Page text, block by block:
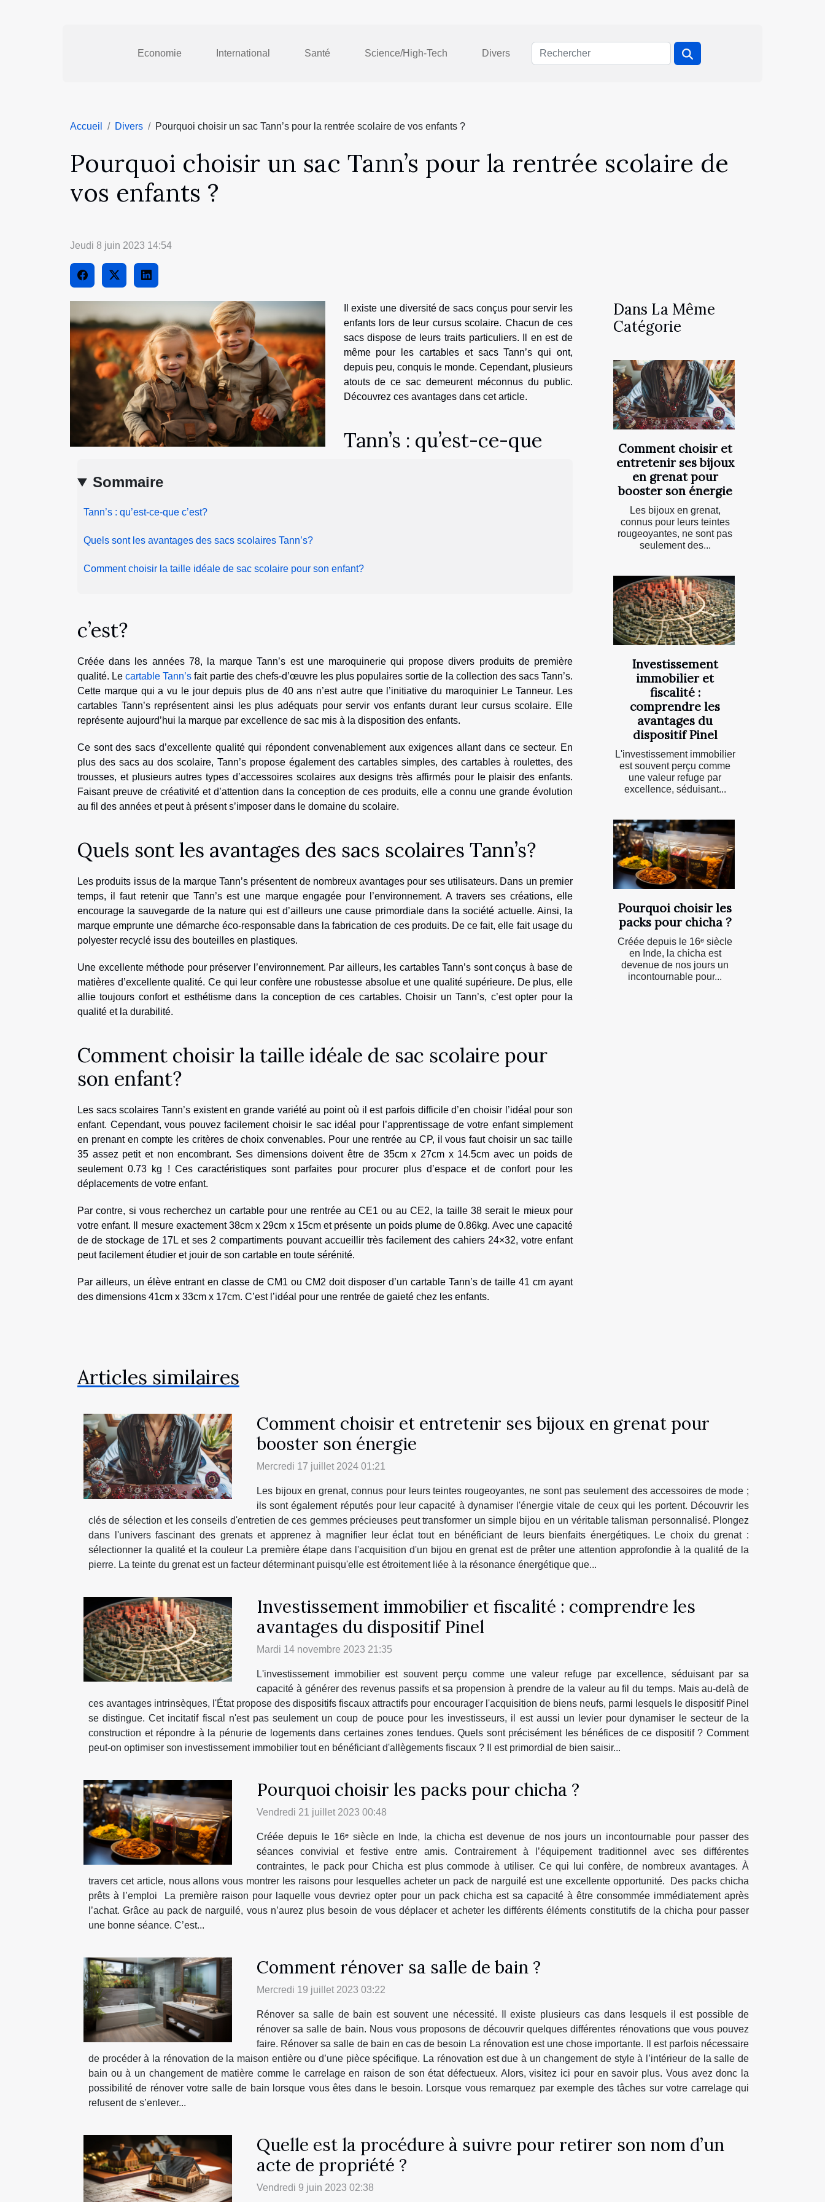
Economie International Santé Science/High-Tech Divers
Accueil Divers Pourquoi choisir un sac Tann’s pour la rentrée scolaire de vos enfants ?
Pourquoi choisir un sac Tann’s pour la rentrée scolaire de
vos enfants ?
Jeudi 8 juin 2023 14:54
Sommaire
Tann’s : qu’est-ce-que c’est?
Quels sont les avantages des sacs scolaires Tann’s?
Comment choisir la taille idéale de sac scolaire pour son enfant?
Il existe une diversité de sacs conçus pour servir les
enfants lors de leur cursus scolaire. Chacun de ces
sacs dispose de leurs traits particuliers. Il en est de
même pour les cartables et sacs Tann’s qui ont,
depuis peu, conquis le monde. Cependant, plusieurs
atouts de ce sac demeurent méconnus du public.
Découvrez ces avantages dans cet article.
Tann’s : qu’est-ce-que
c’est?
Créée dans les années 78, la marque Tann’s est une maroquinerie qui propose divers produits de première
qualité. Lecartable Tann’s fait partie des chefs-d’œuvre les plus populaires sortie de la collection des sacs Tann’s.
Cette marque qui a vu le jour depuis plus de 40 ans n’est autre que l’initiative du maroquinier Le Tanneur. Les
cartables Tann’s représentent ainsi les plus adéquats pour servir vos enfants durant leur cursus scolaire. Elle
représente aujourd’hui la marque par excellence de sac mis à la disposition des enfants.
Ce sont des sacs d’excellente qualité qui répondent convenablement aux exigences allant dans ce secteur. En
plus des sacs au dos scolaire, Tann’s propose également des cartables simples, des cartables à roulettes, des
trousses, et plusieurs autres types d’accessoires scolaires aux designs très affirmés pour le plaisir des enfants.
Faisant preuve de créativité et d’attention dans la conception de ces produits, elle a connu une grande évolution
au fil des années et peut à présent s’imposer dans le domaine du scolaire.
Quels sont les avantages des sacs scolaires Tann’s?
Les produits issus de la marque Tann’s présentent de nombreux avantages pour ses utilisateurs. Dans un premier
temps, il faut retenir que Tann’s est une marque engagée pour l’environnement. A travers ses créations, elle
encourage la sauvegarde de la nature qui est d’ailleurs une cause primordiale dans la société actuelle. Ainsi, la
marque emprunte une démarche éco-responsable dans la fabrication de ces produits. De ce fait, elle fait usage du
polyester recyclé issu des bouteilles en plastiques.
Une excellente méthode pour préserver l’environnement. Par ailleurs, les cartables Tann’s sont conçus à base de
matières d’excellente qualité. Ce qui leur confère une robustesse absolue et une qualité supérieure. De plus, elle
allie toujours confort et esthétisme dans la conception de ces cartables. Choisir un Tann’s, c’est opter pour la
qualité et la durabilité.
Comment choisir la taille idéale de sac scolaire pour
son enfant?
Les sacs scolaires Tann’s existent en grande variété au point où il est parfois difficile d’en choisir l’idéal pour son
enfant. Cependant, vous pouvez facilement choisir le sac idéal pour l’apprentissage de votre enfant simplement
en prenant en compte les critères de choix convenables. Pour une rentrée au CP, il vous faut choisir un sac taille
35 assez petit et non encombrant. Ses dimensions doivent être de 35cm x 27cm x 14.5cm avec un poids de
seulement 0.73 kg ! Ces caractéristiques sont parfaites pour procurer plus d’espace et de confort pour les
déplacements de votre enfant.
Par contre, si vous recherchez un cartable pour une rentrée au CE1 ou au CE2, la taille 38 serait le mieux pour
votre enfant. Il mesure exactement 38cm x 29cm x 15cm et présente un poids plume de 0.86kg. Avec une capacité
de de stockage de 17L et ses 2 compartiments pouvant accueillir très facilement des cahiers 24×32, votre enfant
peut facilement étudier et jouir de son cartable en toute sérénité.
Par ailleurs, un élève entrant en classe de CM1 ou CM2 doit disposer d’un cartable Tann’s de taille 41 cm ayant
des dimensions 41cm x 33cm x 17cm. C’est l’idéal pour une rentrée de gaieté chez les enfants.
Dans La Même
Catégorie
Comment choisir et
entretenir ses bijoux
en grenat pour
booster son énergie
Les bijoux en grenat,
connus pour leurs teintes
rougeoyantes, ne sont pas
seulement des...
Investissement
immobilier et
fiscalité :
comprendre les
avantages du
dispositif Pinel
L'investissement immobilier
est souvent perçu comme
une valeur refuge par
excellence, séduisant...
Pourquoi choisir les
packs pour chicha ?
Créée depuis le 16ᵉ siècle
en Inde, la chicha est
devenue de nos jours un
incontournable pour...
Articles similaires
Comment choisir et entretenir ses bijoux en grenat pour
booster son énergie
Mercredi 17 juillet 2024 01:21
Les bijoux en grenat, connus pour leurs teintes rougeoyantes, ne sont pas seulement des accessoires de mode ;
ils sont également réputés pour leur capacité à dynamiser l'énergie vitale de ceux qui les portent. Découvrir les
clés de sélection et les conseils d'entretien de ces gemmes précieuses peut transformer un simple bijou en un véritable talisman personnalisé. Plongez
dans l'univers fascinant des grenats et apprenez à magnifier leur éclat tout en bénéficiant de leurs bienfaits énergétiques. Le choix du grenat :
sélectionner la qualité et la couleur La première étape dans l'acquisition d'un bijou en grenat est de prêter une attention approfondie à la qualité de la
pierre. La teinte du grenat est un facteur déterminant puisqu'elle est étroitement liée à la résonance énergétique que...
Investissement immobilier et fiscalité : comprendre les
avantages du dispositif Pinel
Mardi 14 novembre 2023 21:35
L'investissement immobilier est souvent perçu comme une valeur refuge par excellence, séduisant par sa
capacité à générer des revenus passifs et sa propension à prendre de la valeur au fil du temps. Mais au-delà de
ces avantages intrinsèques, l'État propose des dispositifs fiscaux attractifs pour encourager l'acquisition de biens neufs, parmi lesquels le dispositif Pinel
se distingue. Cet incitatif fiscal n'est pas seulement un coup de pouce pour les investisseurs, il est aussi un levier pour dynamiser le secteur de la
construction et répondre à la pénurie de logements dans certaines zones tendues. Quels sont précisément les bénéfices de ce dispositif ? Comment
peut-on optimiser son investissement immobilier tout en bénéficiant d'allègements fiscaux ? Il est primordial de bien saisir...
Pourquoi choisir les packs pour chicha ?
Vendredi 21 juillet 2023 00:48
Créée depuis le 16ᵉ siècle en Inde, la chicha est devenue de nos jours un incontournable pour passer des
séances convivial et festive entre amis. Contrairement à l’équipement traditionnel avec ses différentes
contraintes, le pack pour Chicha est plus commode à utiliser. Ce qui lui confère, de nombreux avantages. À
travers cet article, nous allons vous montrer les raisons pour lesquelles acheter un pack de narguilé est une excellente opportunité. Des packs chicha
prêts à l’emploi La première raison pour laquelle vous devriez opter pour un pack chicha est sa capacité à être consommée immédiatement après
l’achat. Grâce au pack de narguilé, vous n’aurez plus besoin de vous déplacer et acheter les différents éléments constitutifs de la chicha pour passer
une bonne séance. C’est...
Comment rénover sa salle de bain ?
Mercredi 19 juillet 2023 03:22
Rénover sa salle de bain est souvent une nécessité. Il existe plusieurs cas dans lesquels il est possible de
rénover sa salle de bain. Nous vous proposons de découvrir quelques différentes rénovations que vous pouvez
faire. Rénover sa salle de bain en cas de besoin La rénovation est une chose importante. Il est parfois nécessaire
de procéder à la rénovation de la maison entière ou d’une pièce spécifique. La rénovation est due à un changement de style à l’intérieur de la salle de
bain ou à un changement de matière comme le carrelage en raison de son état défectueux. Alors, visitez ici pour en savoir plus. Vous avez donc la
possibilité de rénover votre salle de bain lorsque vous êtes dans le besoin. Lorsque vous remarquez par exemple des tâches sur votre carrelage qui
refusent de s’enlever...
Quelle est la procédure à suivre pour retirer son nom d’un
acte de propriété ?
Vendredi 9 juin 2023 02:38